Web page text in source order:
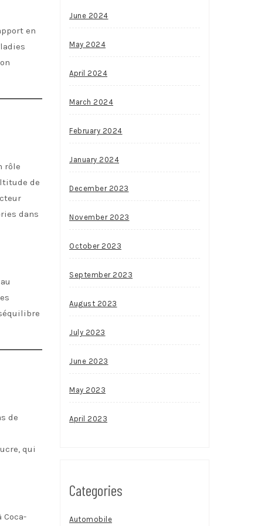
en
rôle
de
dans
de
qui
June 2024
May 2024
April 2024
March 2024
February 2024
January 2024
December 2023
November 2023
October 2023
September 2023
August 2023
July 2023
June 2023
May 2023
April 2023
Categories
Automobile